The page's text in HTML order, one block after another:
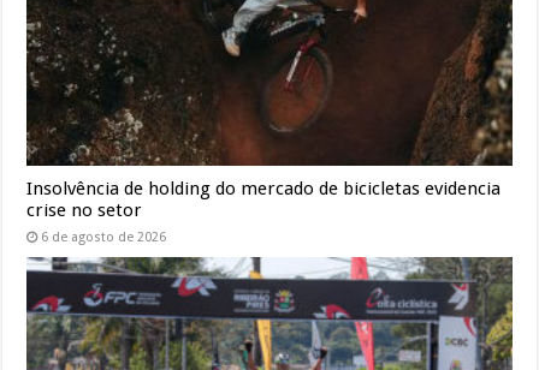
Insolvência de holding do mercado de bicicletas evidencia
crise no setor
6 de agosto de 2026